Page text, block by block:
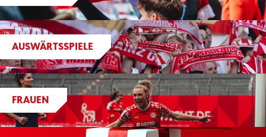
AUSWÄRTSSPIELE
FRAUEN